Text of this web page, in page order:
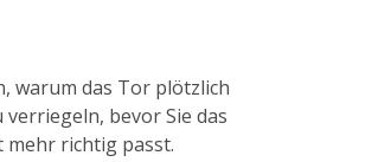
warum das Tor plötzlich
bevor Sie das
mehr richtig passt.